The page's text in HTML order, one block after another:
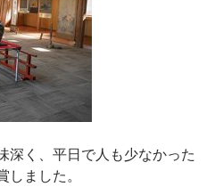
深く、平日で人も少なかった
ました。